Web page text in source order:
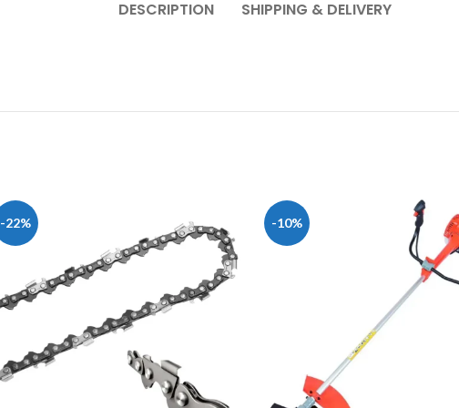
DESCRIPTION SHIPPING & DELIVERY
-22% -10%